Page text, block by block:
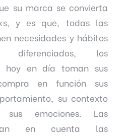
su marca se convierta
y es que, todas las
necesidades y hábitos
diferenciados, los
hoy en día toman sus
en función sus
su contexto
sus emociones. Las
en cuenta las